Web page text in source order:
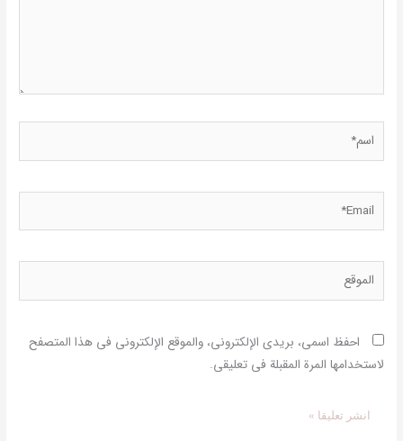
اسم*
Email*
الموقع
احفظ اسمي، بريدي الإلكتروني، والموقع الإلكتروني في هذا المتصفح
لاستخدامها المرة المقبلة في تعليقي.